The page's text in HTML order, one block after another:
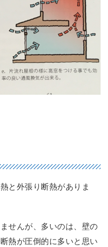
と外張り断熱がありま
せんが、多いのは、壁の
熱が圧倒的に多いと思い